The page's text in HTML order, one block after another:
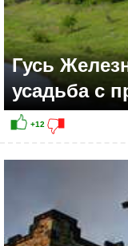
+18
Гусь
усадьба с